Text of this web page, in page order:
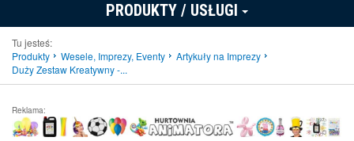
PRODUKTY / USŁUGI
Tu jesteś:
Produkty
Wesele, Imprezy, Eventy
Artykuły na Imprezy
Duży Zestaw Kreatywny -...
Reklama: